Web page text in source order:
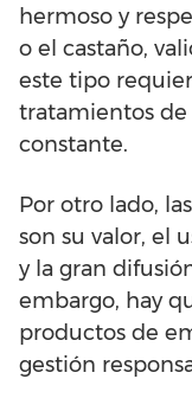
hermoso y
o el castaño,
este tipo
tratamientos
constante.
Por otro lado,
son su valor, el
y la gran
embargo, hay
productos de
gestión